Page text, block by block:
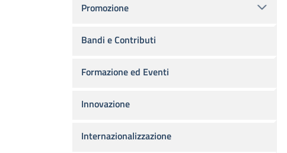
Promozione
Bandi e Contributi
Formazione ed Eventi
Innovazione
Internazionalizzazione